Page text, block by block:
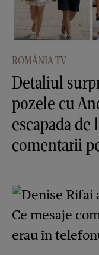
ROMÂNIA TV
Detaliul
pozele cu
escapada de
comentarii